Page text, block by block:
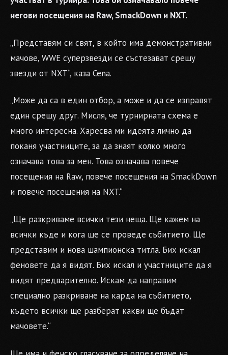
негови посещения на Raw, SmackDown и NXT.
„Представям си свят, в който има демонстративни
мачове, WWE суперзвезди се състезават срещу
звезди от NXT“, каза Cena.
„Може да са в един отбор, а може и да се изправят
един срещу друг. Мисля, че турнирната схема е
много интересна. Харесва ми идеята лично да
поканя участниците, за да знаят колко много
означава това за мен. Това означава повече
посещения на Raw, повече посещения на SmackDown
и повече посещения на NXT.“
„Ще разкриваме всички тези неща. Ще кажем на
всички къде и кога ще се проведе събитието. Ще
представим и нова шампионска титла. Бих искал
феновете да я видят. Бих искал и участниците да я
видят предварително. Искам да направим
специално разкриване на карда на събитието,
където всички ще разберат какви ще бъдат
мачовете.“